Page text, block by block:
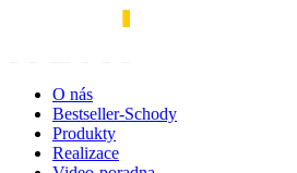
O nás
Bestseller-Schody
Produkty
Realizace